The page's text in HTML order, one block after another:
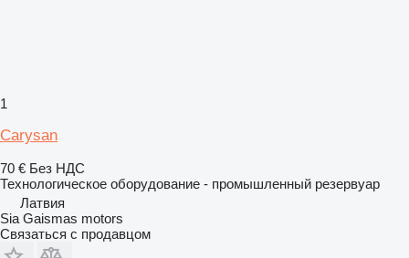
1
Carysan
70 € Без НДС
Технологическое оборудование - промышленный резервуар
Латвия
Sia Gaismas motors
Связаться с продавцом